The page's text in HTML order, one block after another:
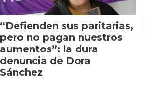
“Defienden sus paritarias,
pero no pagan nuestros
aumentos”: la dura
denuncia de Dora
Sánchez